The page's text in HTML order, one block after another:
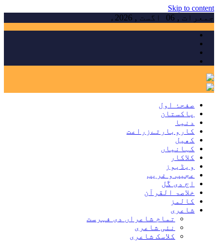
Skip to content
جمعرات , 06 اگست , 2026ء
صفحۂ اول
پاکستان
دنیا
کاروبارتےزراعت
کھیل
کہانیاں
کلاکار
ویڈیوز
عجیب و غریب
اج دی گَل
خلاصۃ القرآن
کالمز
شاعری
تمام شاعراں دی فہرست
نئی شاعری
کلاسک شاعری